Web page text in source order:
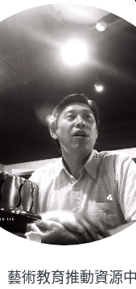
藝術教育推動資源